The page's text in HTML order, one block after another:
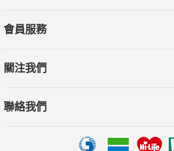
會員服務
關注我們
聯絡我們